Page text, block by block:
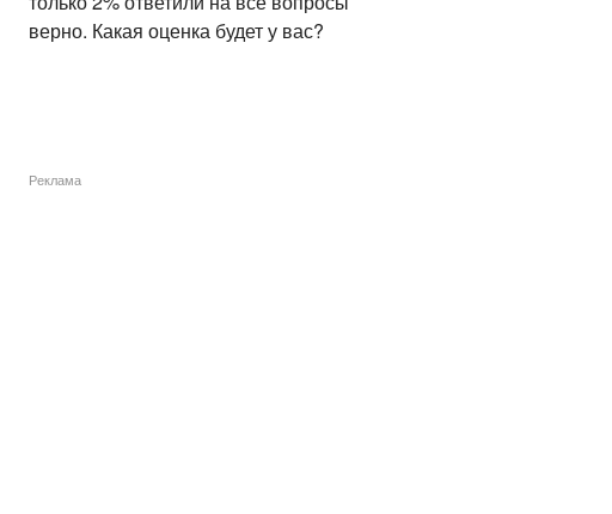
верно. Какая оценка будет у вас?
Реклама